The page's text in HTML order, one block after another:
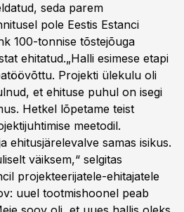
seda parem
pole Eestis Estanci
100-tonnise tõstejõuga
ehitatud.„Halli esimese etapi
Projekti ülekulu oli
et ehituse puhul on isegi
Hetkel lõpetame teist
meetodil.
ehitusjärelevalve samas isikus.
väiksem,“ selgitas
projekteerijatele-ehitajatele
uuel tootmishoonel peab